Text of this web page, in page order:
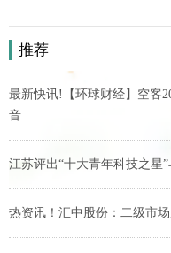
推荐
最新快讯!【环球财经】空客
音
江苏评出“十大青年科技之星
热资讯！汇中股份：二级市